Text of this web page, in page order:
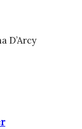
D’Arcy